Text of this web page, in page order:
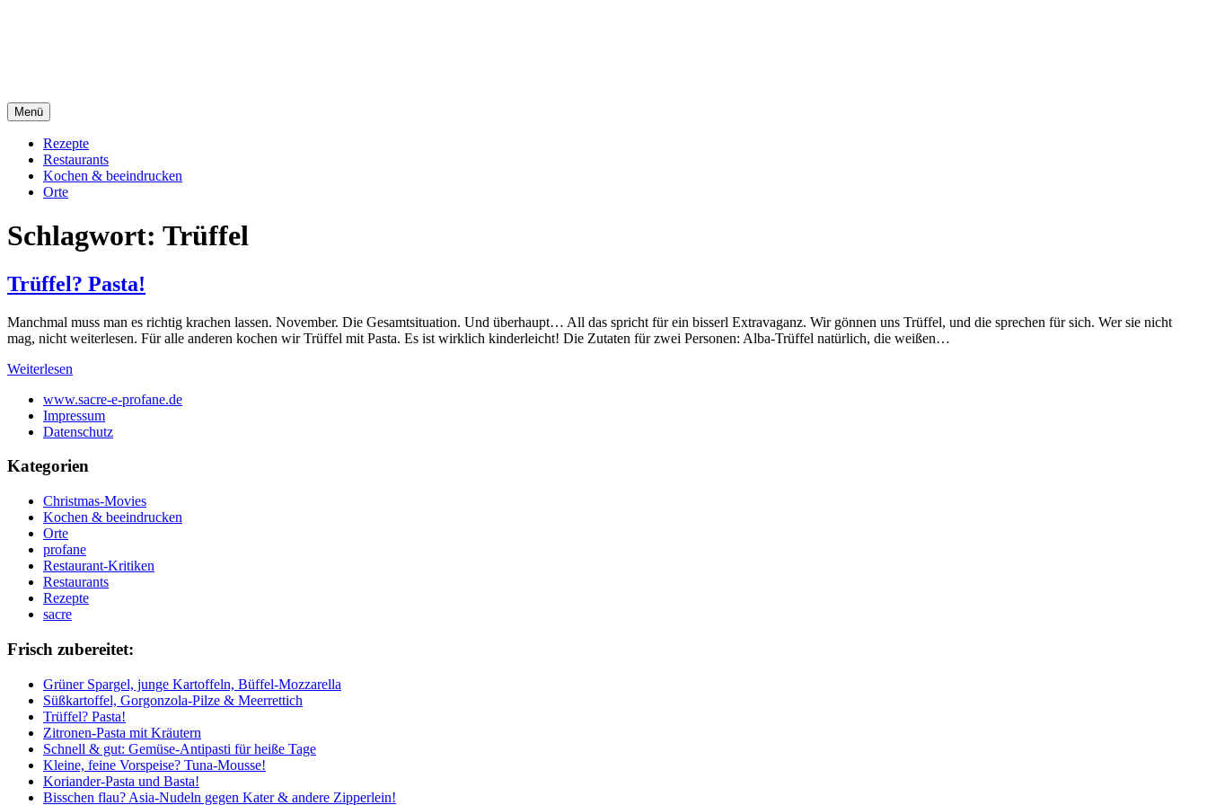
Menü
Rezepte
Restaurants
Kochen & beeindrucken
Orte
Schlagwort: Trüffel
Trüffel? Pasta!
Manchmal muss man es richtig krachen lassen. November. Die Gesamtsituation. Und überhaupt… All das spricht für ein bisserl Extravaganz. Wir gönnen uns Trüffel, und die sprechen für sich. Wer sie nicht
mag, nicht weiterlesen. Für alle anderen kochen wir Trüffel mit Pasta. Es ist wirklich kinderleicht! Die Zutaten für zwei Personen: Alba-Trüffel natürlich, die weißen…
Weiterlesen
www.sacre-e-profane.de
Impressum
Datenschutz
Kategorien
Christmas-Movies
Kochen & beeindrucken
Orte
profane
Restaurant-Kritiken
Restaurants
Rezepte
sacre
Frisch zubereitet:
Grüner Spargel, junge Kartoffeln, Büffel-Mozzarella
Süßkartoffel, Gorgonzola-Pilze & Meerrettich
Trüffel? Pasta!
Zitronen-Pasta mit Kräutern
Schnell & gut: Gemüse-Antipasti für heiße Tage
Kleine, feine Vorspeise? Tuna-Mousse!
Koriander-Pasta und Basta!
Bisschen flau? Asia-Nudeln gegen Kater & andere Zipperlein!